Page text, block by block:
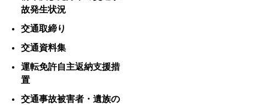
故発生状況
交通取締り
交通資料集
運転免許自主返納支援措
置
交通事故被害者・遺族の